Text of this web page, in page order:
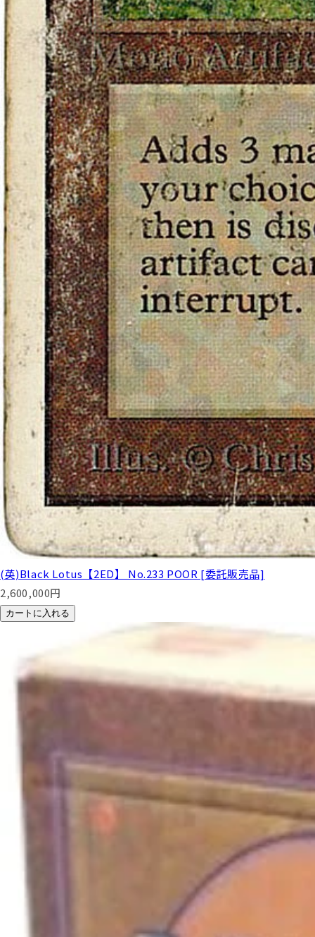
(英)Black Lotus【2ED】 No.233 POOR [委託販売品]
2,600,000円
カートに入れる